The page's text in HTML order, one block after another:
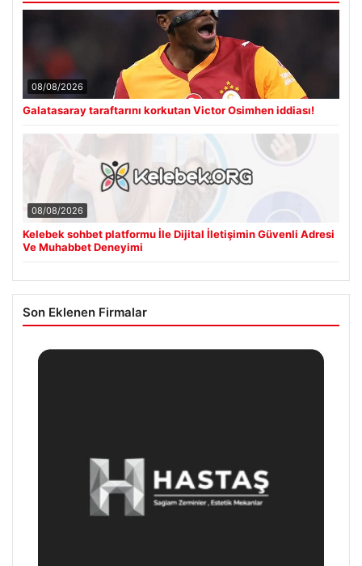
08/08/2026
Galatasaray taraftarını korkutan Victor Osimhen iddiası!
08/08/2026
Kelebek sohbet platformu İle Dijital İletişimin Güvenli Adresi
Ve Muhabbet Deneyimi
Son Eklenen Firmalar